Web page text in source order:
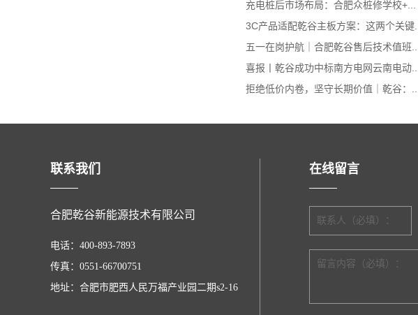
充电桩后市场布局：合肥众桩修学校+...
3C产品适配乾谷主板方案：这两个关键...
五一在岗护航｜合肥乾谷售后技术值班...
喜报丨乾谷成功中标南方电网云南电动...
拒绝低价内卷，坚守长期价值｜乾谷：...
联系我们
合肥乾谷新能源技术有限公司
电话：400-893-7893
传真：0551-66700751
地址：合肥市肥西人民万福产业园二期s2-16
在线留言
联系人（必填）：
留言内容（必填）：